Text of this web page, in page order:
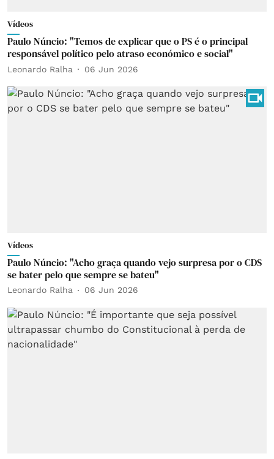
Vídeos
Paulo Núncio: "Temos de explicar que o PS é o principal
responsável político pelo atraso económico e social"
Leonardo Ralha 06 Jun 2026
Vídeos
Paulo Núncio: "Acho graça quando vejo surpresa por o CDS
se bater pelo que sempre se bateu"
Leonardo Ralha 06 Jun 2026